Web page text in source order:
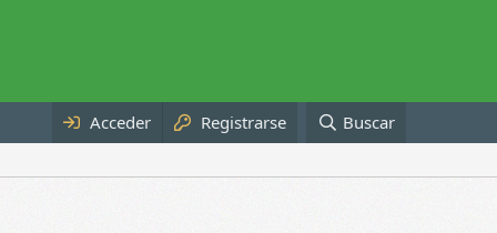
Acceder Registrarse Buscar